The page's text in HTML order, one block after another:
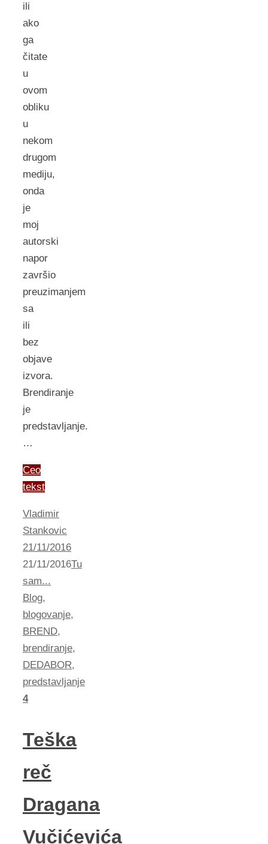
ili
ako
ga
čitate
u
ovom
obliku
u
nekom
drugom
mediju,
onda
je
moj
autorski
napor
završio
preuzimanjem
sa
ili
bez
objave
izvora.
Brendiranje
je
predstavljanje.
…
Ceo
tekst
Vladimir
Stankovic
21/11/2016
21/11/2016Tu
sam...
Blog,
blogovanje,
BREND,
brendiranje,
DEDABOR,
predstavljanje
4
Teška
reč
Dragana
Vučićevića